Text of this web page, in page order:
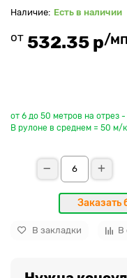
Есть в наличии
от 532.35 р/мп
от 6 до 50 метров на отрез
В рулоне в среднем = 50 м/
Заказать
В закладки В